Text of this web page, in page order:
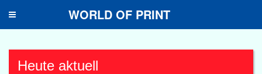
Toggle
WORLD OF PRINT
Heute aktuell